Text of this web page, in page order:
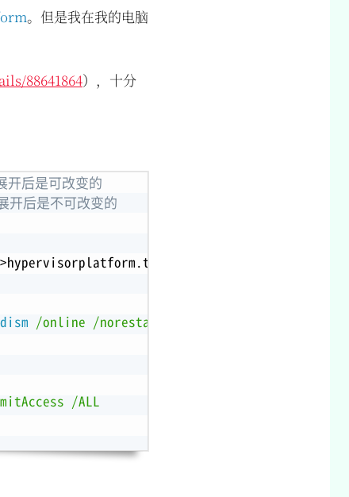
。但是我在我的电脑
88641864），十分
后是可改变的
后是不可改变的
dism /online /norestart
/ALL